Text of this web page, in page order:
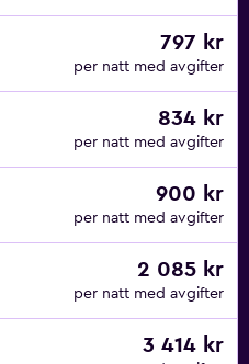
797 kr
per natt med avgifter
834 kr
per natt med avgifter
900 kr
per natt med avgifter
2 085 kr
per natt med avgifter
3 414 kr